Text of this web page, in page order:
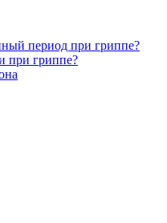
период при гриппе?
при гриппе?